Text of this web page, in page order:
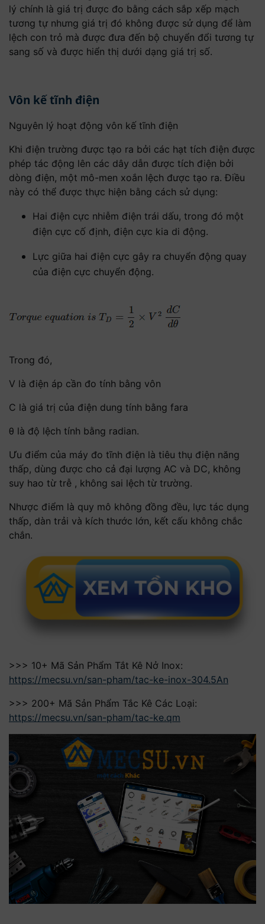
lý chính là giá trị được đo bằng cách sắp xếp mạch
tương tự nhưng giá trị đó không được sử dụng để làm
lệch con trỏ mà được đưa đến bộ chuyển đổi tương tự
sang số và được hiển thị dưới dạng giá trị số.
Vôn kế tĩnh điện
Nguyên lý hoạt động vôn kế tĩnh điện
Khi điện trường được tạo ra bởi các hạt tích điện được
phép tác động lên các dây dẫn được tích điện bởi
dòng điện, một mô-men xoắn lệch được tạo ra. Điều
này có thể được thực hiện bằng cách sử dụng:
Hai điện cực nhiễm điện trái dấu, trong đó một
điện cực cố định, điện cực kia di động.
Lực giữa hai điện cực gây ra chuyển động quay
của điện cực chuyển động.
Trong đó,
V là điện áp cần đo tính bằng vôn
C là giá trị của điện dung tính bằng fara
θ là độ lệch tính bằng radian.
Ưu điểm của máy đo tĩnh điện là tiêu thụ điện năng
thấp, dùng được cho cả đại lượng AC và DC, không
suy hao từ trễ , không sai lệch từ trường.
Nhược điểm là quy mô không đồng đều, lực tác dụng
thấp, dàn trải và kích thước lớn, kết cấu không chắc
chắn.
>>> 10+ Mã Sản Phẩm Tắt Kê Nở Inox:
https://mecsu.vn/san-pham/tac-ke-inox-304.5An
>>> 200+ Mã Sản Phẩm Tắc Kê Các Loại:
https://mecsu.vn/san-pham/tac-ke.qm